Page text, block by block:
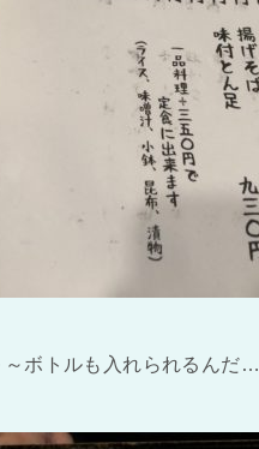
ボトルも入れられるんだ…